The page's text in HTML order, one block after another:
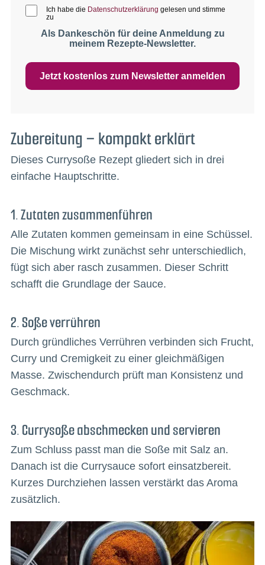
Ich habe die Datenschutzerklärung gelesen und stimme
zu
Als Dankeschön für deine Anmeldung zu
meinem Rezepte-Newsletter.
Jetzt kostenlos zum Newsletter anmelden
Zubereitung – kompakt erklärt
Dieses Currysoße Rezept gliedert sich in drei
einfache Hauptschritte.
1. Zutaten zusammenführen
Alle Zutaten kommen gemeinsam in eine Schüssel.
Die Mischung wirkt zunächst sehr unterschiedlich,
fügt sich aber rasch zusammen. Dieser Schritt
schafft die Grundlage der Sauce.
2. Soße verrühren
Durch gründliches Verrühren verbinden sich Frucht,
Curry und Cremigkeit zu einer gleichmäßigen
Masse. Zwischendurch prüft man Konsistenz und
Geschmack.
3. Currysoße abschmecken und servieren
Zum Schluss passt man die Soße mit Salz an.
Danach ist die Currysauce sofort einsatzbereit.
Kurzes Durchziehen lassen verstärkt das Aroma
zusätzlich.